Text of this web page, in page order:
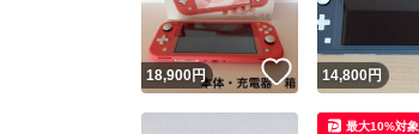
18,900円 いいね！
14,800円
最大10%対象